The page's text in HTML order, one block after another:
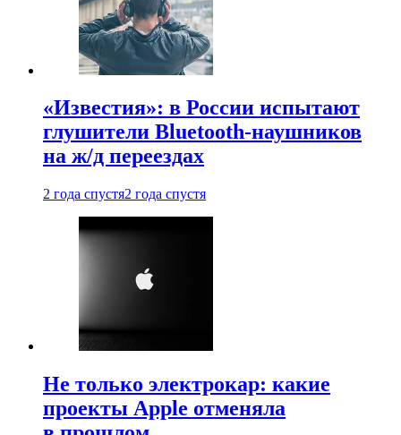
«Известия»: в России испытают
глушители Bluetooth-наушников
на ж/д переездах
2 года спустя2 года спустя
Не только электрокар: какие
проекты Apple отменяла